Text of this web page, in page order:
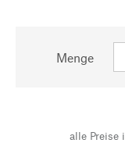
Menge
alle Preise